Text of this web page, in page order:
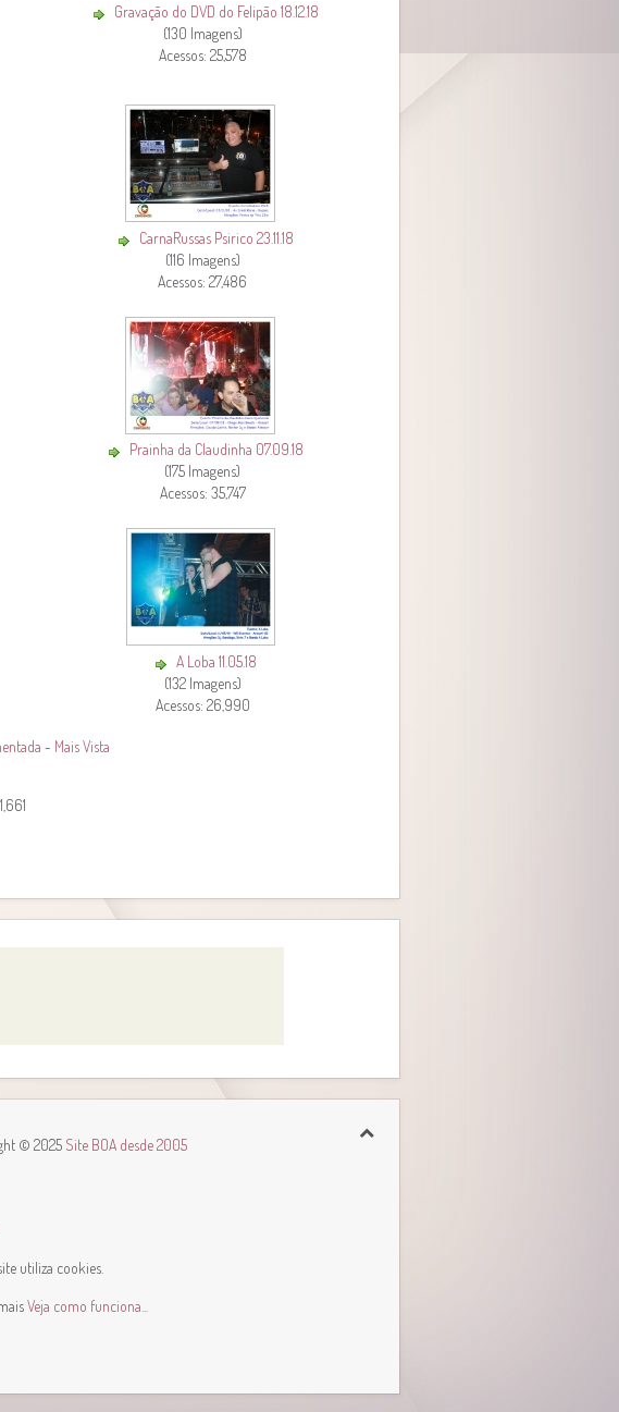
Gravação do DVD do Felipão 18.12.18
(130 Imagens)
Acessos: 25,578
CarnaRussas Psirico 23.11.18
(116 Imagens)
Acessos: 27,486
Prainha da Claudinha 07.09.18
(175 Imagens)
Acessos: 35,747
A Loba 11.05.18
(132 Imagens)
Acessos: 26,990
- Mais Vista
© 2025 Site BOA desde 2005
utiliza cookies.
Veja como funciona...